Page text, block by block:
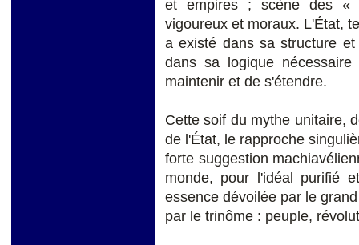
et empires ; scène des «
vigoureux et moraux. L'État,
a existé dans sa structure
dans sa logique
maintenir et de s'étendre.
Cette soif du mythe unitaire,
de l'État, le rapproche
forte suggestion
monde, pour l'idéal purifié
essence dévoilée par le
par le trinôme : peuple,